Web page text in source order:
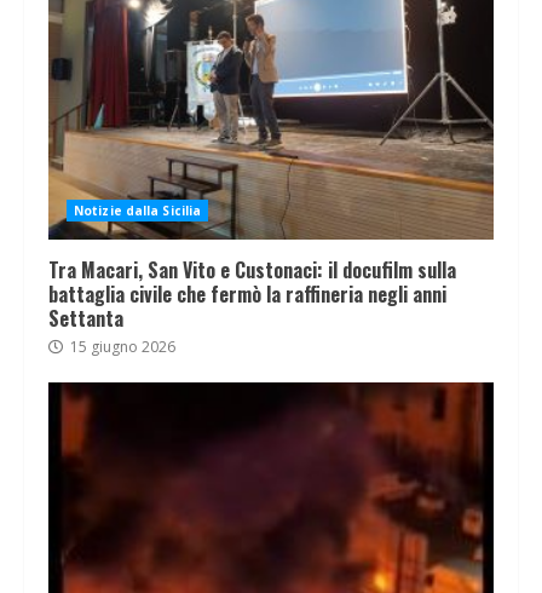
Notizie dalla Sicilia
Tra Macari, San Vito e Custonaci: il docufilm sulla
battaglia civile che fermò la raffineria negli anni
Settanta
15 giugno 2026